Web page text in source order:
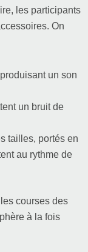
les participants
On
un son
un bruit de
tailles, portés en
au rythme de
courses des
à la fois